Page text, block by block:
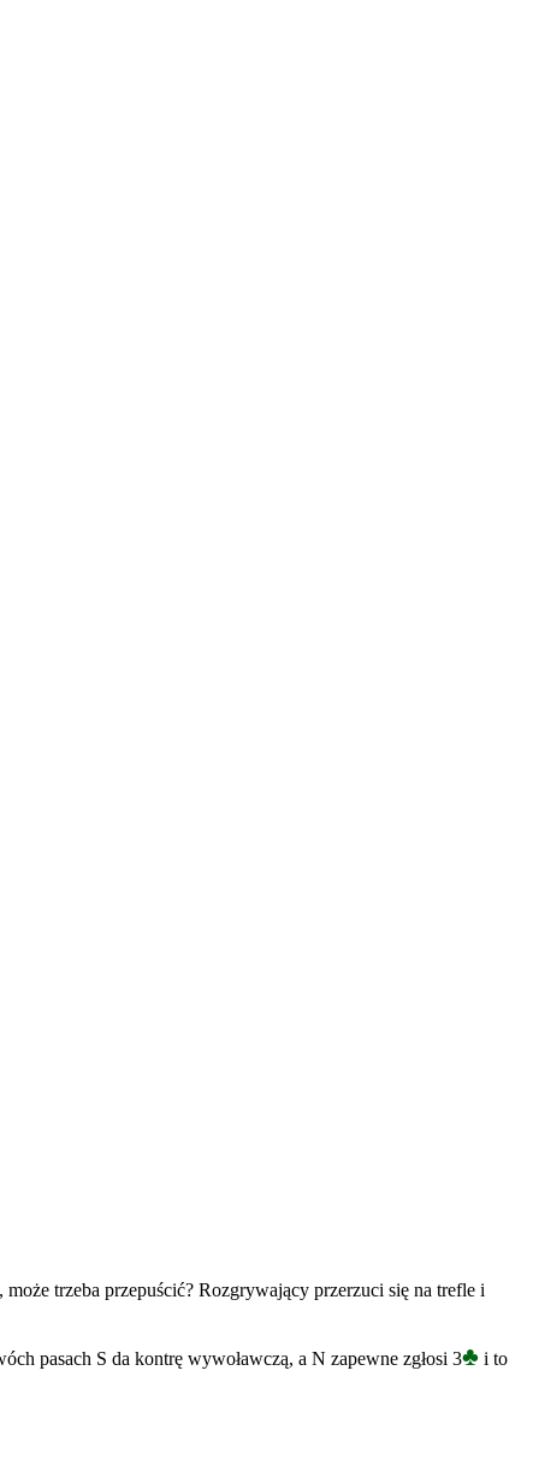
trzeba przepuścić? Rozgrywający przerzuci się na trefle i
pasach S da kontrę wywoławczą, a N zapewne zgłosi 3♣ i to